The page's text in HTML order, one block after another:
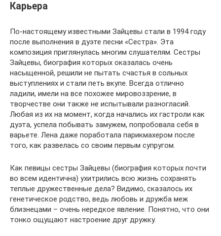
Карьера
По-настоящему известными Зайцевы стали в 1994 году
после выполнения в дуэте песни «Сестра». Эта
композиция приглянулась многим слушателям. Сестры
Зайцевы, биография которых оказалась очень
насыщенной, решили не пытать счастья в сольных
выступлениях и стали петь вкупе. Всегда отлично
ладили, имели на все похожее мировоззрение, в
творчестве они также не испытывали разногласий.
Любая из их на момент, когда начались их гастроли как
дуэта, успела побывать замужем, попробовала себя в
варьете. Лена даже поработала парикмахером после
того, как развелась со своим первым супругом.
Как певицы сестры Зайцевы (биография которых почти
во всем идентична) ухитрились всю жизнь сохранять
теплые дружественные дела? Видимо, сказалось их
генетическое родство, ведь любовь и дружба меж
близнецами – очень нередкое явление. Понятно, что они
тонко ощущают настроение друг дружку.